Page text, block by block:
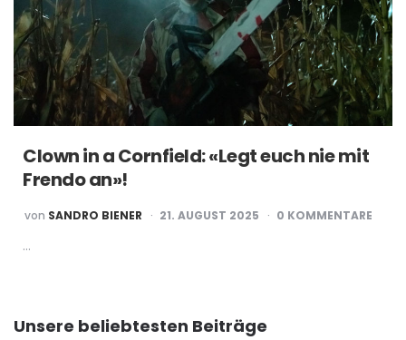
Clown in a Cornfield: «Legt euch nie mit
Frendo an»!
POSTED
BY
von SANDRO BIENER 21. AUGUST 2025 0 KOMMENTARE
…
Unsere beliebtesten Beiträge